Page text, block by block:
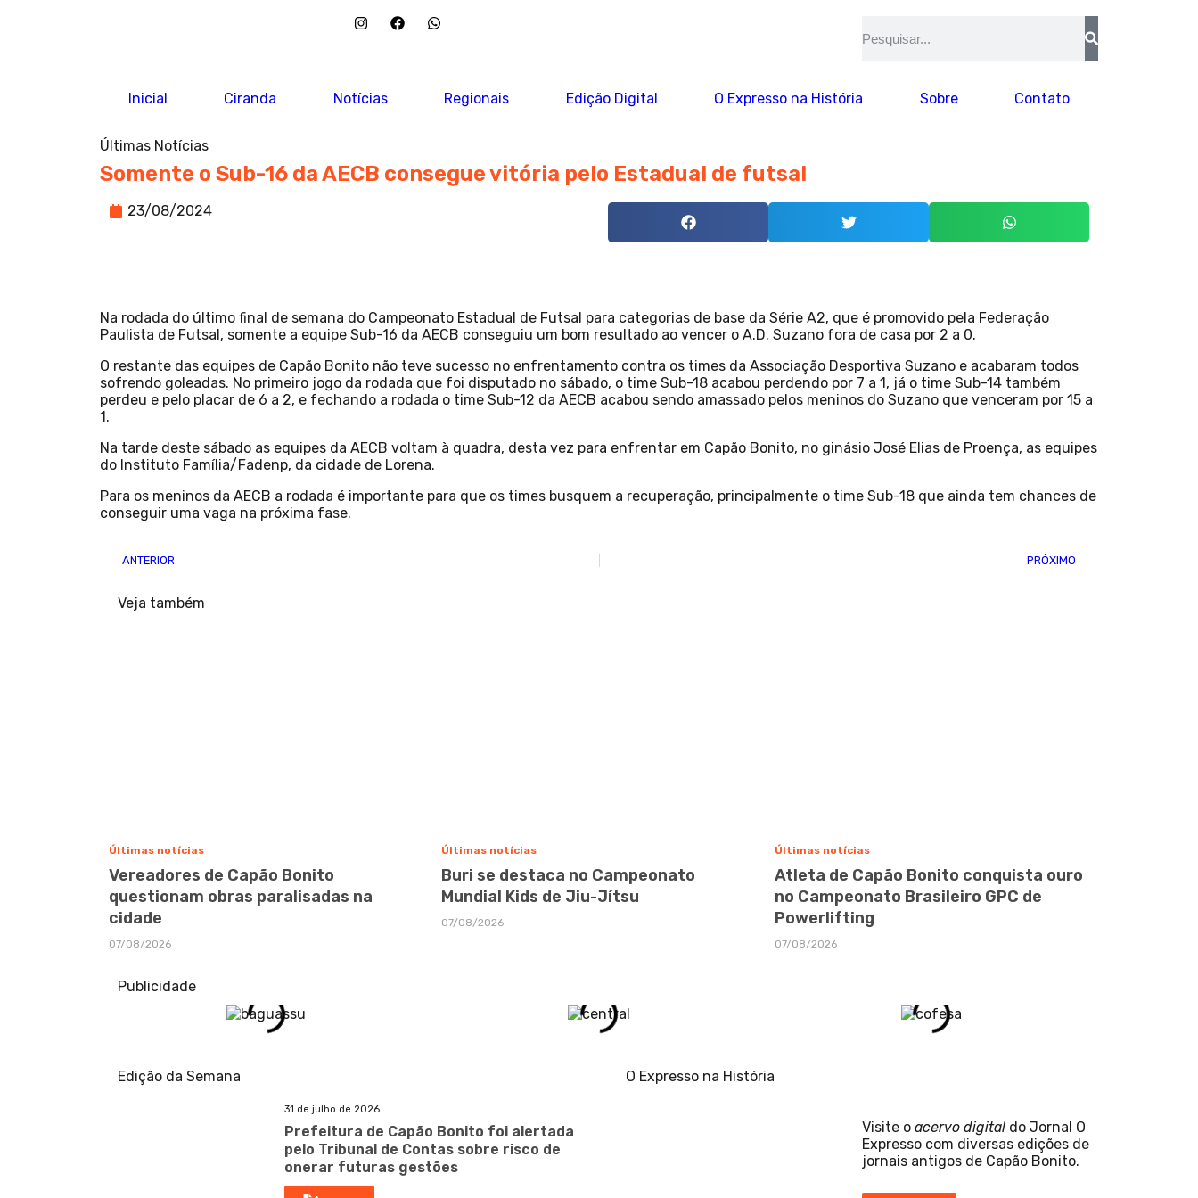
Inicial Ciranda Notícias Regionais Edição Digital O Expresso na História Sobre Contato
Últimas Notícias
Somente o Sub-16 da AECB consegue vitória pelo Estadual de futsal
23/08/2024
Na rodada do último final de semana do Campeonato Estadual de Futsal para categorias de base da Série A2, que é promovido pela Federação
Paulista de Futsal, somente a equipe Sub-16 da AECB conseguiu um bom resultado ao vencer o A.D. Suzano fora de casa por 2 a 0.
O restante das equipes de Capão Bonito não teve sucesso no enfrentamento contra os times da Associação Desportiva Suzano e acabaram todos
sofrendo goleadas. No primeiro jogo da rodada que foi disputado no sábado, o time Sub-18 acabou perdendo por 7 a 1, já o time Sub-14 também
perdeu e pelo placar de 6 a 2, e fechando a rodada o time Sub-12 da AECB acabou sendo amassado pelos meninos do Suzano que venceram por 15 a
1.
Na tarde deste sábado as equipes da AECB voltam à quadra, desta vez para enfrentar em Capão Bonito, no ginásio José Elias de Proença, as equipes
do Instituto Família/Fadenp, da cidade de Lorena.
Para os meninos da AECB a rodada é importante para que os times busquem a recuperação, principalmente o time Sub-18 que ainda tem chances de
conseguir uma vaga na próxima fase.
ANTERIOR PRÓXIMO
Veja também
Últimas notícias
Vereadores de Capão Bonito
questionam obras paralisadas na
cidade
07/08/2026
Últimas notícias
Buri se destaca no Campeonato
Mundial Kids de Jiu-Jítsu
07/08/2026
Últimas notícias
Atleta de Capão Bonito conquista ouro
no Campeonato Brasileiro GPC de
Powerlifting
07/08/2026
Publicidade
Edição da Semana
31 de julho de 2026
Prefeitura de Capão Bonito foi alertada
pelo Tribunal de Contas sobre risco de
onerar futuras gestões
O Expresso na História
Visite o acervo digital do Jornal O
Expresso com diversas edições de
jornais antigos de Capão Bonito.